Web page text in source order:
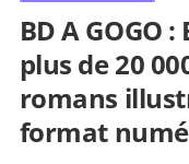
BD A GOGO
plus de 20
romans
format